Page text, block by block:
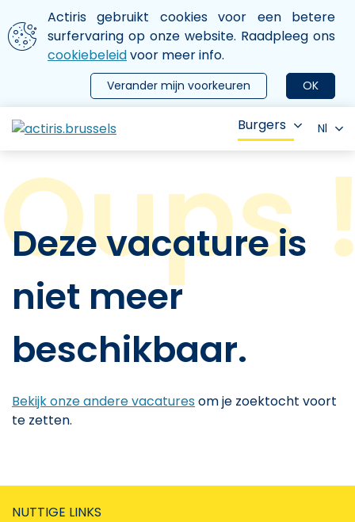
Aller au contenu principal
We gebruiken cookies
Actiris gebruikt cookies voor een betere
surfervaring op onze website. Raadpleeg ons
cookiebeleidvoor meer info.
OK
Verander mijn voorkeuren
le menu
Burgers Nl
Deze vacature is
niet meer
beschikbaar.
Bekijk onze andere vacaturesom je zoektocht voort
te zetten.
NUTTIGE LINKS